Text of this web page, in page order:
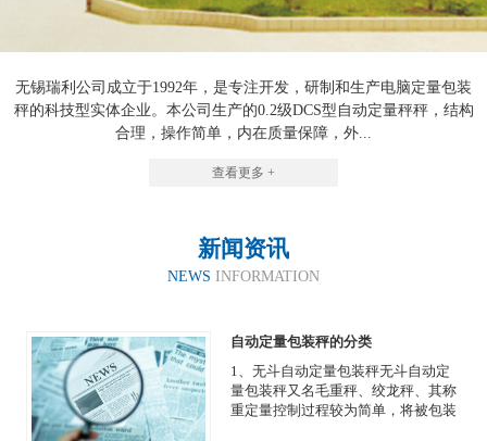
无锡瑞利公司成立于1992年，是专注开发，研制和生产电脑定量包装
秤的科技型实体企业。本公司生产的0.2级DCS型自动定量秤秤，结构
合理，操作简单，内在质量保障，外...
查看更多 +
新闻资讯
NEWS INFORMATION
自动定量包装秤的分类
1、无斗自动定量包装秤无斗自动定
量包装秤又名毛重秤、绞龙秤、其称
重定量控制过程较为简单，将被包装